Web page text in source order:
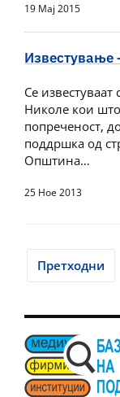
19 Мај 2015
Известување
Се
Николе кои
попреченост,
поддршка од
Општина…
25 Ное 2013
Posts
Претходни